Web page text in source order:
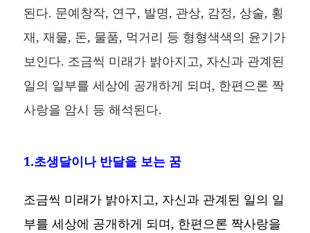
된다. 문예창작, 연구, 발명, 관상, 감정, 상술, 횡
재, 재물, 돈, 물품, 먹거리 등 형형색색의 윤기가
보인다. 조금씩 미래가 밝아지고, 자신과 관계된
일의 일부를 세상에 공개하게 되며, 한편으론 짝
사랑을 암시 등 해석된다.
1.초생달이나 반달을 보는 꿈
조금씩 미래가 밝아지고, 자신과 관계된 일의 일
부를 세상에 공개하게 되며, 한편으론 짝사랑을